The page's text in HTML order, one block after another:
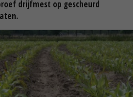
drijfmest op gescheurd